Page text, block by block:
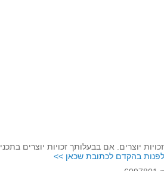
יוצרים. אם בבעלותך זכויות יוצרים
בהקדם לכתובת שכאן >>